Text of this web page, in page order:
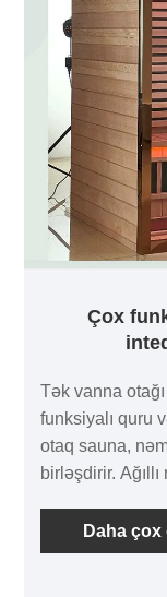
Çox
Tək vanna
funksiyalı quru
otaq sauna,
birləşdirir.
otağı və asudə
Daha çox